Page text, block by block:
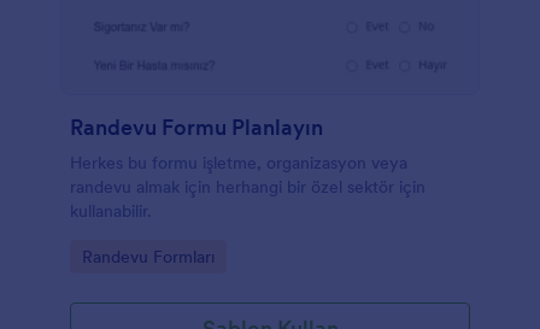
Randevu Formu Planlayın
Herkes bu formu işletme, organizasyon veya
randevu almak için herhangi bir özel sektör için
kullanabilir.
Go to Category:
Randevu Formları